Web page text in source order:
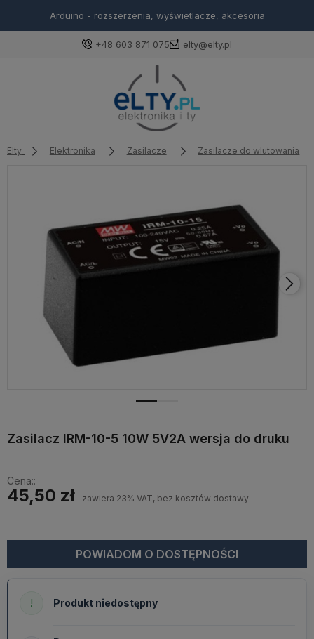
Arduino - rozszerzenia, wyświetlacze, akcesoria
+48 603 871 075 elty@elty.pl
Elty Elektronika Zasilacze Zasilacze do wlutowania
Zasilacz IRM-10-5 10W 5V2A wersja do druku
Cena::
45,50 zł zawiera 23% VAT, bez kosztów dostawy
POWIADOM O DOSTĘPNOŚCI
! Produkt niedostępny